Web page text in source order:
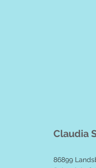
86899
Claudia